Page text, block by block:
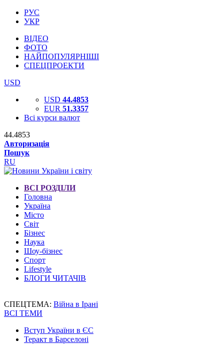
РУС
УКР
ВІДЕО
ФОТО
НАЙПОПУЛЯРНІШІ
СПЕЦПРОЕКТИ
USD
USD 44.4853
EUR 51.3357
Всі курси валют
44.4853
Авторизація
Пошук
RU
ВСІ РОЗДІЛИ
Головна
Україна
Місто
Світ
Бізнес
Наука
Шоу-бізнес
Спорт
Lifestyle
БЛОГИ ЧИТАЧІВ
СПЕЦТЕМА: Війна в Ірані
ВСІ ТЕМИ
Вступ України в ЄС
Теракт в Барселоні